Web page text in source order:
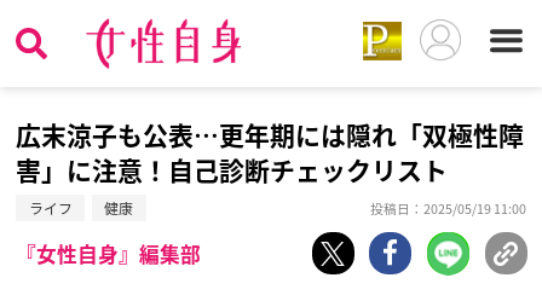
広末涼子も公表…更年期には隠れ「双極性障
害」に注意！自己診断チェックリスト
ライフ 健康 投稿日：2025/05/19 11:00
『女性自身』編集部